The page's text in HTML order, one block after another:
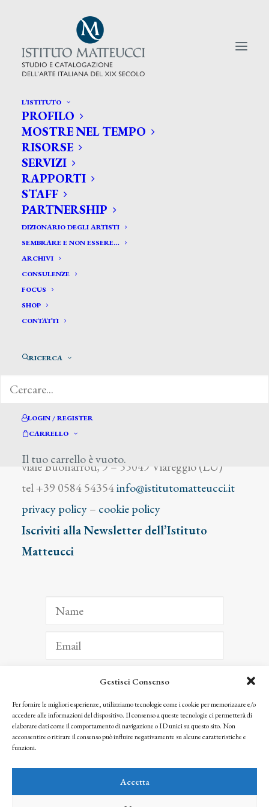
Gestisci Consenso
Per fornire le migliori esperienze, utilizziamo tecnologie come i cookie per memorizzare e/o
accedere alle informazioni del dispositivo. Il consenso a queste tecnologie ci permetterà di
elaborare dati come il comportamento di navigazione o ID unici su questo sito. Non
acconsentire o ritirare il consenso può influire negativamente su alcune caratteristiche e
funzioni.
Accetta
L’ISTITUTO
PROFILO
MOSTRE NEL TEMPO
RISORSE
SERVIZI
RAPPORTI
STAFF
PARTNERSHIP
DIZIONARIO DEGLI ARTISTI
SEMBRARE E NON ESSERE…
ARCHIVI
CONSULENZE
FOCUS
SHOP
CONTATTI
RICERCA
LOGIN / REGISTER
CARRELLO
Il tuo carrello è vuoto.
CERCA TRA GLI ARTISTI:
Search
for:
De Paoli L.
viale Buonarroti, 9 – 55049 Viareggio (LU)
tel +39 0584 54354info@istitutomatteucci.it
privacy policy– cookie policy
Iscriviti alla Newsletter dell’Istituto
Matteucci
ISCRIVITI
Facendo clic per iscriverti, riconosci che le tue informazioni saranno trattate
seguendo la nostra Privacy Policy
© 2025 Istituto Matteucci. All right reserved
l’autorizzazione scritta dei proprietari dei diritti e dell’Istituto Matteucci